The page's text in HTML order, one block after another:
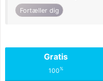
Fortæller dig
Gratis
100%